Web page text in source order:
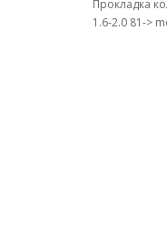
Прокладка
1.6-2.0 81->